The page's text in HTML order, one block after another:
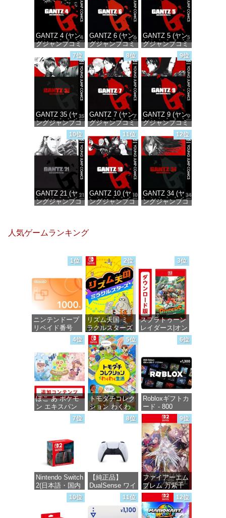
GANTZ 4 (ヤン
グジャンプコミ
ックスDIGITAL)
価格：¥100
GANTZ 6 (ヤン
グジャンプコミ
ックスDIGITAL)
価格：¥100
GANTZ 5 (ヤン
グジャンプコミ
ックスDIGITAL)
価格：¥100
7位
GANTZ 35 (ヤ
ングジャンプコ
DIGITAL)
価格：¥100
8位
GANTZ 7 (ヤン
グジャンプコミ
ックスDIGITAL)
価格：¥100
9位
GANTZ 9 (ヤン
グジャンプコミ
ックスDIGITAL)
価格：¥100
10位
GANTZ 21 (ヤ
ングジャンプコ
価格：¥100
11位
GANTZ 10 (ヤ
ングジャンプコ
12位
GANTZ 34 (ヤ
ングジャンプコ
人気ゲームランキング
1位
ニンテンドープ
リペイド番号
1000円|オンラ
インコード版
価格：¥1,000
2位
リズム天国 ミ
ラクルスターズ
-Switch
価格：¥5,645
3位
スプラトゥーン
レイダース|オン
ラインコード版
4位
ぽこ あ ポケモ
ン エキスパン
ションパス|オン
ラインコード版
価格：¥4,400
5位
トモダチコレク
ション わくわ
く生活 -Switch
6位
Robloxギフトカ
ード - 800
Robux 【限定バ
ーチャルアイテ
ムを含む】
【オンラインゲ
ームコード】
ロブロックス |
オンラインコー
ド版
価格：¥1,300
7位
Nintendo Switch
2(日本語・国内
8位
【純正品】
DualSense ワイ
ヤレスコントロ
ーラー(CFI-
ZCT2J)
9位
ファイアーエム
ブレム 万紫千
紅 -Switch2
価格：¥8,979
10位 11位 12位